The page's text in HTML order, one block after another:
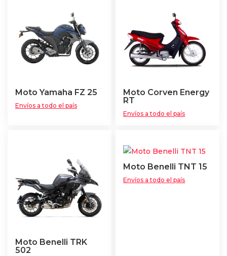
Moto Yamaha FZ 25
Envíos a todo el país
Moto Corven Energy
RT
Envíos a todo el país
Moto Benelli TRK
502
Moto Benelli TNT 15
Envíos a todo el país